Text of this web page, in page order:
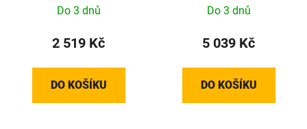
Do 3 dnů
2 519 Kč
DO KOŠÍKU
Do 3 dnů
5 039 Kč
DO KOŠÍKU